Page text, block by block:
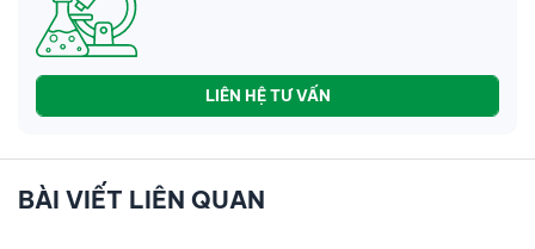
LIÊN HỆ TƯ VẤN
BÀI VIẾT LIÊN QUAN